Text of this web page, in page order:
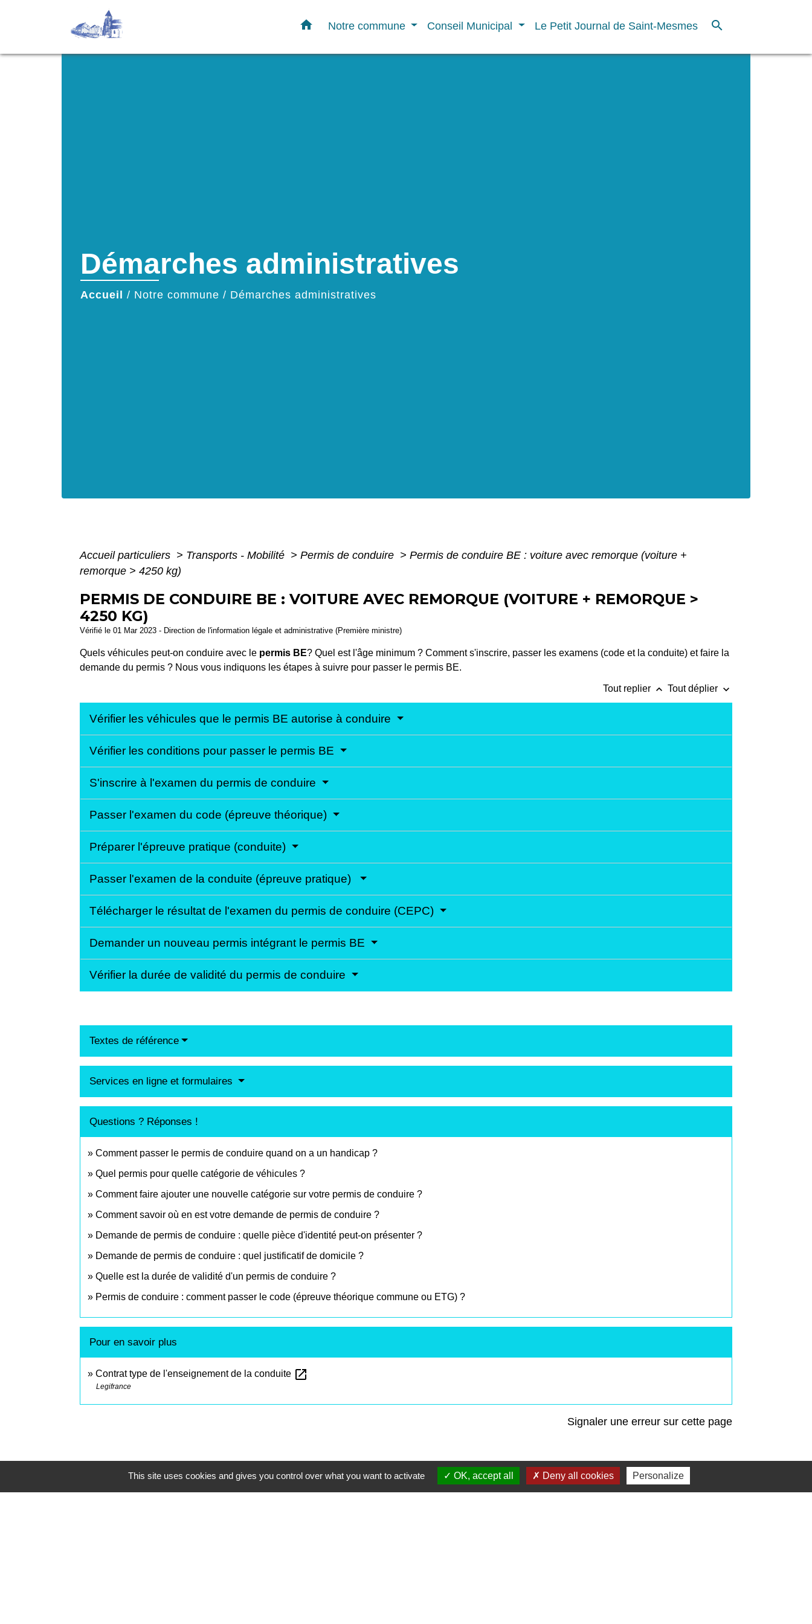
home Notre commune Conseil Municipal Le Petit Journal de Saint-Mesmes search
Démarches administratives
Accueil / Notre commune / Démarches administratives
Accueil particuliers > Transports - Mobilité > Permis de conduire > Permis de conduire BE : voiture avec remorque (voiture +
remorque > 4250 kg)
PERMIS DE CONDUIRE BE : VOITURE AVEC REMORQUE (VOITURE + REMORQUE >
4250 KG)
Vérifié le 01 Mar 2023 - Direction de l'information légale et administrative (Première ministre)
Quels véhicules peut-on conduire avec le permis BE? Quel est l'âge minimum ? Comment s'inscrire, passer les examens (code et la conduite) et faire la
demande du permis ? Nous vous indiquons les étapes à suivre pour passer le permis BE.
Tout replier keyboard_arrow_up Tout déplier keyboard_arrow_down
Vérifier les véhicules que le permis BE autorise à conduire
Vérifier les conditions pour passer le permis BE
S'inscrire à l'examen du permis de conduire
Passer l'examen du code (épreuve théorique)
Préparer l'épreuve pratique (conduite)
Passer l'examen de la conduite (épreuve pratique)
Télécharger le résultat de l'examen du permis de conduire (CEPC)
Demander un nouveau permis intégrant le permis BE
Vérifier la durée de validité du permis de conduire
Textes de référence
Services en ligne et formulaires
Questions ? Réponses !
Comment passer le permis de conduire quand on a un handicap ?
Quel permis pour quelle catégorie de véhicules ?
Comment faire ajouter une nouvelle catégorie sur votre permis de conduire ?
Comment savoir où en est votre demande de permis de conduire ?
Demande de permis de conduire : quelle pièce d'identité peut-on présenter ?
Demande de permis de conduire : quel justificatif de domicile ?
Quelle est la durée de validité d'un permis de conduire ?
Permis de conduire : comment passer le code (épreuve théorique commune ou ETG) ?
Pour en savoir plus
Contrat type de l'enseignement de la conduite open_in_new
Legifrance
Signaler une erreur sur cette page
This site uses cookies and gives you control over what you want to activate OK, accept all Deny all cookies Personalize